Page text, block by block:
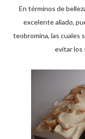
En términos de
excelente aliado,
teobromina, las cuales
evitar los